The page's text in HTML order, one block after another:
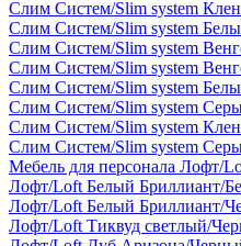
Слим Систем/Slim system
Слим Систем/Slim system
Слим Систем/Slim system
Слим Систем/Slim system
Слим Систем/Slim system
Слим Систем/Slim system
Слим Систем/Slim system
Слим Систем/Slim system
Мебель для персонала Лофт/
Лофт/Loft Белый Бриллиант/
Лофт/Loft Белый Бриллиант/
Лофт/Loft Тиквуд светлый/